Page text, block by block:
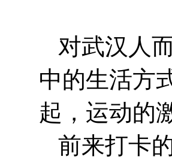
对武汉人
中的生活方
起，运动的
前来打卡